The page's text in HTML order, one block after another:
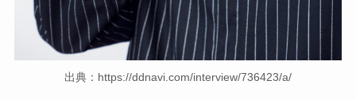
出典：https://ddnavi.com/interview/736423/a/